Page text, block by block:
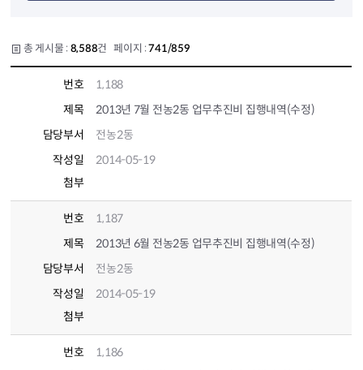
총 게시물 : 8,588건 페이지 :741/859
번호
1,188
제목
2013년 7월 전농2동 업무추진비 집행내역(수정)
담당부서
전농2동
작성일
2014-05-19
첨부
번호
1,187
제목
2013년 6월 전농2동 업무추진비 집행내역(수정)
담당부서
전농2동
작성일
2014-05-19
첨부
번호
1,186